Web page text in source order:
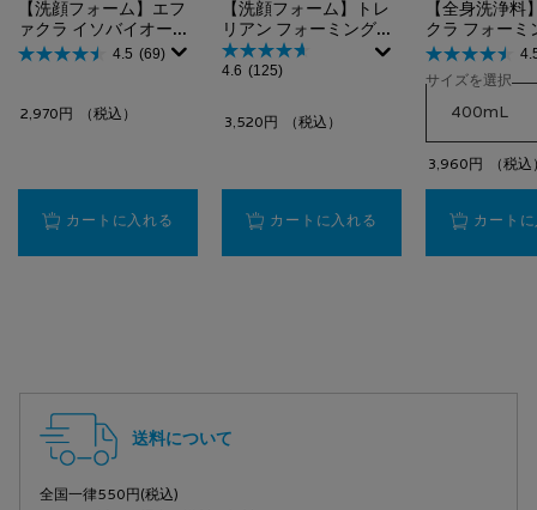
【洗顔フォーム】エフ
ァクラ イソバイオーム
クレンザー
4.5 (69)
2,970円 （税込）
カートに入れる 【洗顔フォーム】エファクラ イソバイオーム クレ
【洗顔フォーム】トレ
リアン フォーミングク
レンザー
4.6 (125)
3,520円 （税込）
カートに入れる 【洗顔フォーム】ト
【全身洗浄料
クラ フォーミ
ルクレンザー
サイズを選択
3,960円 （税込
カート
送料について
全国一律550円(税込)